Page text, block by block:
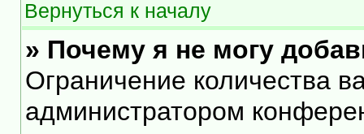
Вернуться к началу
» Почему я не могу
Ограничение количества
администратором